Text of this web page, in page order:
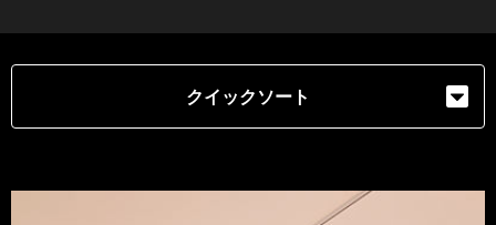
クイックソート